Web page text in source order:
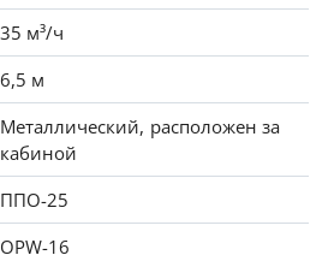
35 м³/ч
6,5 м
Металлический, расположен за
кабиной
ППО-25
OPW-16